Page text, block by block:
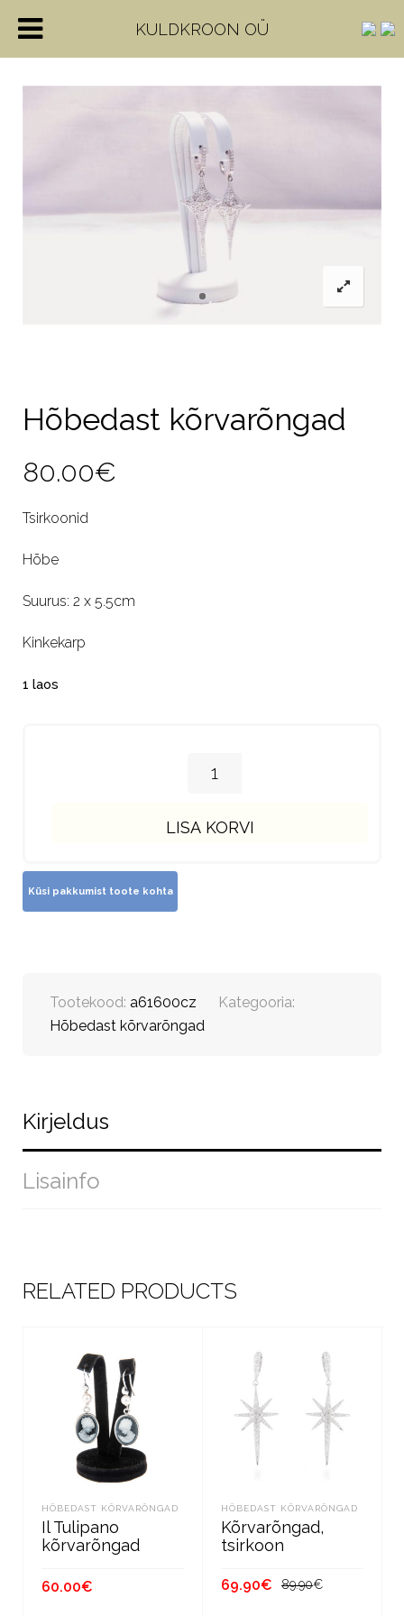
Hõbedast kõrvarõngad
80.00€
Tsirkoonid
Hõbe
Suurus: 2 x 5.5cm
Kinkekarp
1 laos
LISA KORVI
Tootekood: a61600cz
Kategooria:
Hõbedast kõrvarõngad
Kirjeldus
Lisainfo
RELATED PRODUCTS
HÕBEDAST KÕRVARÕNGAD
Il Tulipano
kõrvarõngad
60.00€
HÕBEDAST KÕRVARÕNGAD
Kõrvarõngad,
tsirkoon
89.90€Algne
69.90€
Current
KULDKROON OÜ